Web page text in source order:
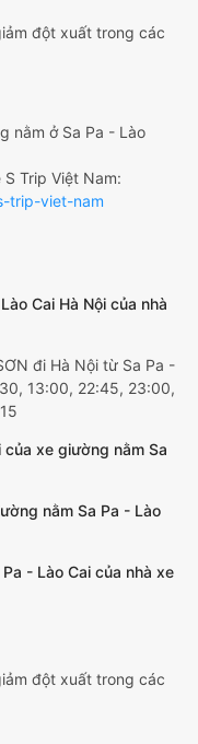
đột xuất trong các
nằm ở Sa Pa - Lào
Trip Việt Nam:
trip-viet-nam
Cai Hà Nội của nhà
đi Hà Nội từ Sa Pa -
13:00, 22:45, 23:00,
xe giường nằm Sa
nằm Sa Pa - Lào
- Lào Cai của nhà xe
đột xuất trong các